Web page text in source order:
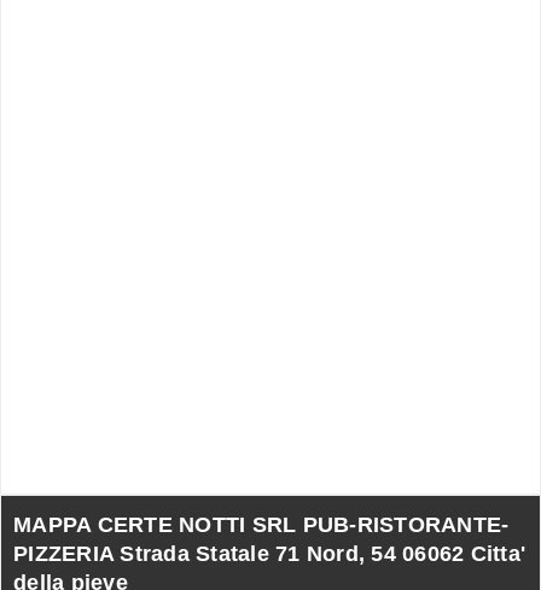
MAPPA CERTE NOTTI SRL PUB-RISTORANTE-
PIZZERIA Strada Statale 71 Nord, 54 06062 Citta'
della pieve